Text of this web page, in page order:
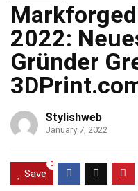
2022:
Gründer
Stylishweb
January 7, 2022
Save
0